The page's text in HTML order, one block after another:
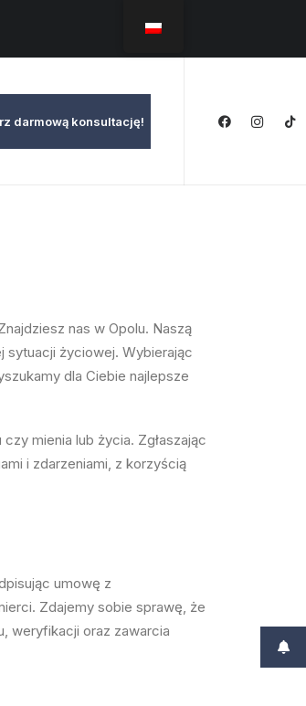
darmową konsultację!
nas w Opolu. Naszą
sytuacji życiowej. Wybierając
dla Ciebie najlepsze
mienia lub życia. Zgłaszając
i zdarzeniami, z korzyścią
umowę z
Zdajemy sobie sprawę, że
weryfikacji oraz zawarcia